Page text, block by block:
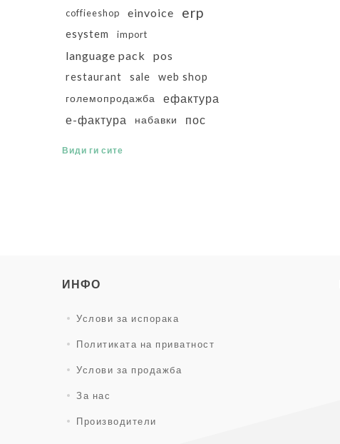
coffieeshop einvoice erp
esystem import
language pack pos
restaurant sale
web shop
големопродажба
ефактура
е-фактура
набавки пос
Види ги сите
ИНФО
Услови за испорака
Политиката на приватност
Услови за продажба
За нас
Производители